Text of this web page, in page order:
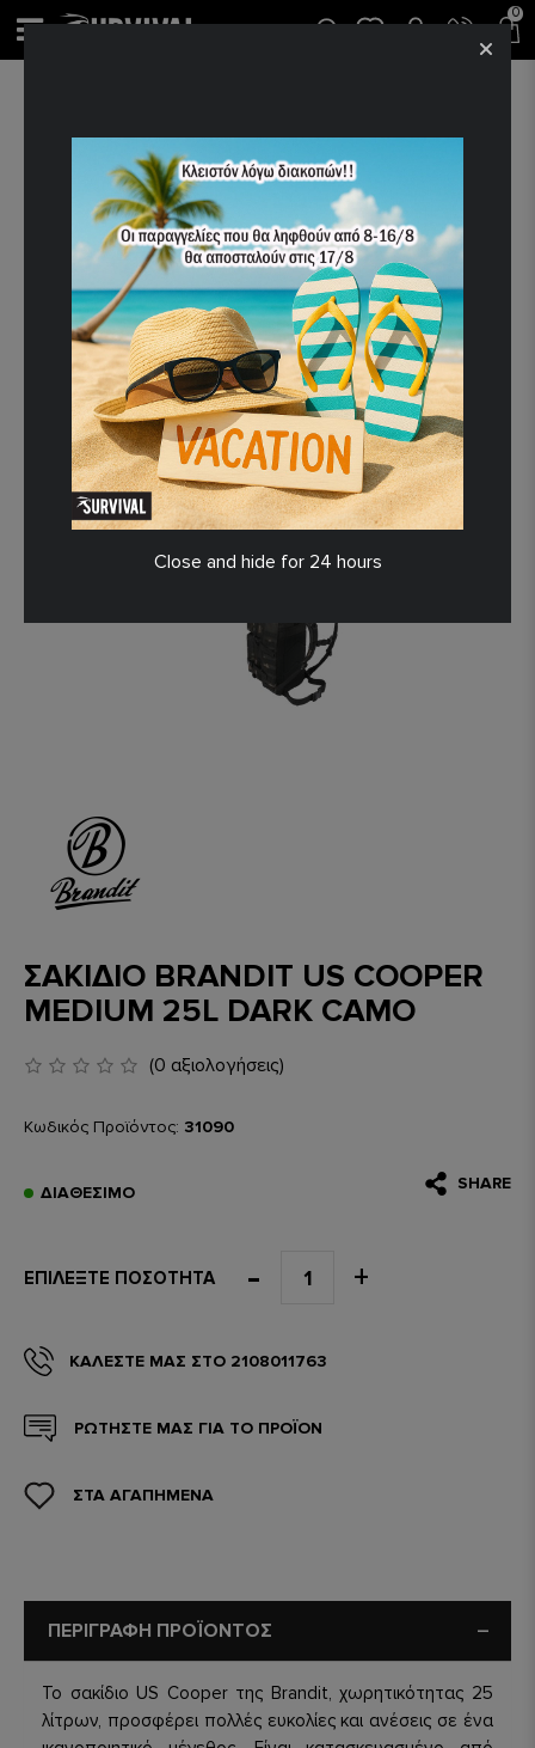
0
ΣΑΚΙΔΙΟ BRANDIT US COOPER
MEDIUM 25L DARK CAMO
(0 αξιολογήσεις)
Κωδικός Προϊόντος: 31090
ΔΙΑΘΈΣΙΜΟ SHARE
ΕΠΙΛΈΞΤΕ ΠΟΣΌΤΗΤΑ
ΚΑΛΈΣΤΕ ΜΑΣ ΣΤΟ 2108011763
ΣΤΑ ΑΓΑΠΗΜΕΝΑ
ΡΩΤΗΣΤΕ ΜΑΣ ΓΙΑ ΤΟ ΠΡΟΪΟΝ
ΠΕΡΙΓΡΑΦΗ ΠΡΟΪΟΝΤΟΣ
Το σακίδιο US Cooper της Brandit, χωρητικότητας 25
λίτρων, προσφέρει πολλές ευκολίες και ανέσεις σε ένα
Close and hide for 24 hours